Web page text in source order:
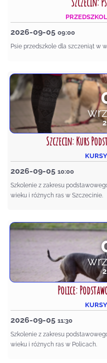
2026-09-05 09:00
Psie przedszkole dla szczeniąt w
Szczecin: Kurs
2026-09-05 10:00
Szkolenie z zakresu
wieku i różnych ras w Szczecinie.
Police:
2026-09-05 11:30
Szkolenie z zakresu
wieku i różnych ras w Policach.